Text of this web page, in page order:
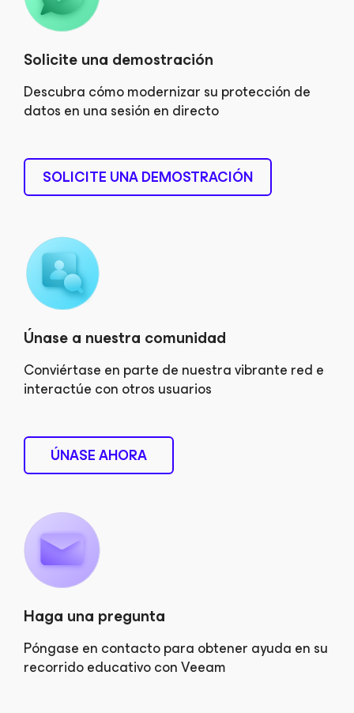
Solicite una demostración
Descubra cómo modernizar su protección de
datos en una sesión en directo
SOLICITE UNA DEMOSTRACIÓN
Únase a nuestra comunidad
Conviértase en parte de nuestra vibrante red e
interactúe con otros usuarios
ÚNASE AHORA
Haga una pregunta
Póngase en contacto para obtener ayuda en su
recorrido educativo con Veeam